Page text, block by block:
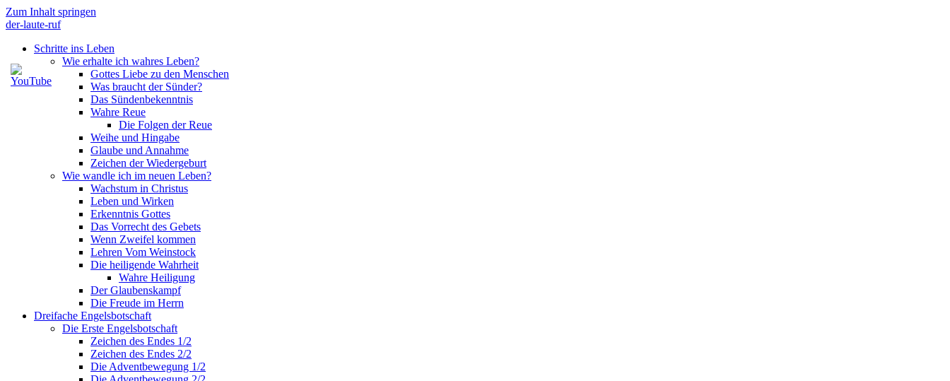
Zum Inhalt springen
der-laute-ruf
Schritte ins Leben
Wie erhalte ich wahres Leben?
Gottes Liebe zu den Menschen
Was braucht der Sünder?
Das Sündenbekenntnis
Wahre Reue
Die Folgen der Reue
Weihe und Hingabe
Glaube und Annahme
Zeichen der Wiedergeburt
Wie wandle ich im neuen Leben?
Wachstum in Christus
Leben und Wirken
Erkenntnis Gottes
Das Vorrecht des Gebets
Wenn Zweifel kommen
Lehren Vom Weinstock
Die heiligende Wahrheit
Wahre Heiligung
Der Glaubenskampf
Die Freude im Herrn
Dreifache Engelsbotschaft
Die Erste Engelsbotschaft
Zeichen des Endes 1/2
Zeichen des Endes 2/2
Die Adventbewegung 1/2